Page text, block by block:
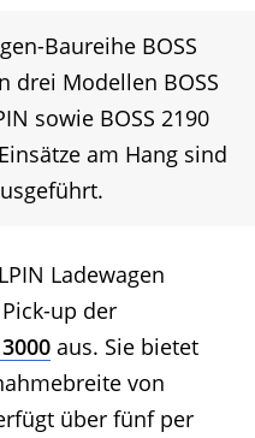
Baureihe BOSS
drei Modellen BOSS
sowie BOSS 2190
am Hang sind
Ladewagen
up der
aus. Sie bietet
von
über fünf per